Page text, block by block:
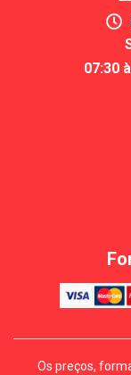
07:30
Os preços,